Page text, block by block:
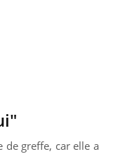
de greffe, car elle a